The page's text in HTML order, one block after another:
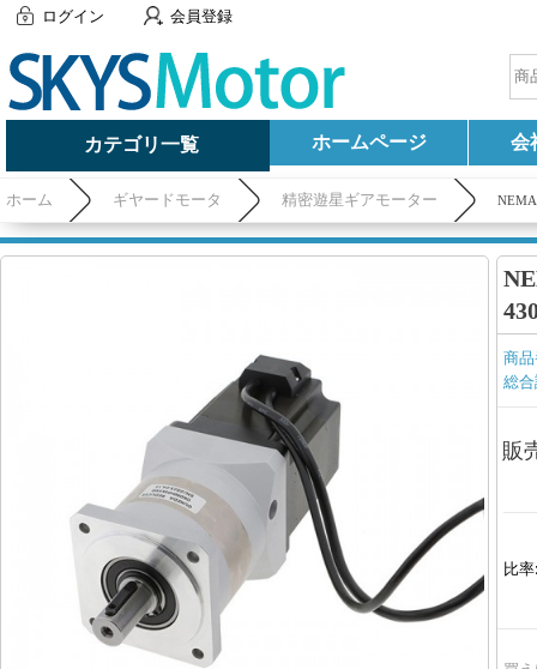
ログイン 会員登録
カテゴリ一覧 ホームページ 会
ホーム ギヤードモータ 精密遊星ギアモーター
商
総
販
比率: